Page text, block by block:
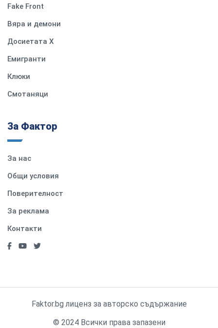
Fake Front
Вяра и демони
Досиетата Х
Емигранти
Клюки
Смотаняци
За Фактор
За нас
Общи условия
Поверителност
За реклама
Контакти
Faktor.bg лиценз за авторско съдържание
© 2024 Всички права запазени